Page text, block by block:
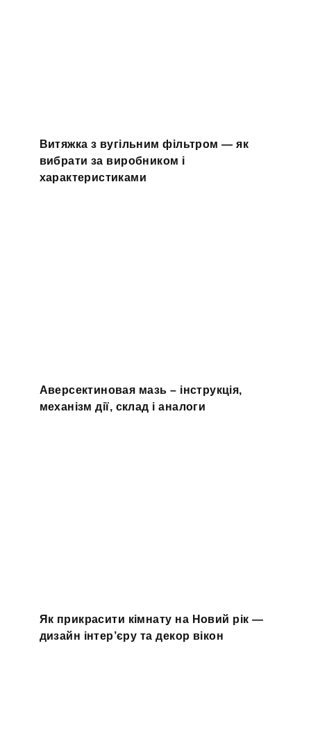
Витяжка з вугільним фільтром — як
вибрати за виробником і
характеристиками
Аверсектиновая мазь – інструкція,
механізм дії, склад і аналоги
Як прикрасити кімнату на Новий рік —
дизайн інтер’єру та декор вікон